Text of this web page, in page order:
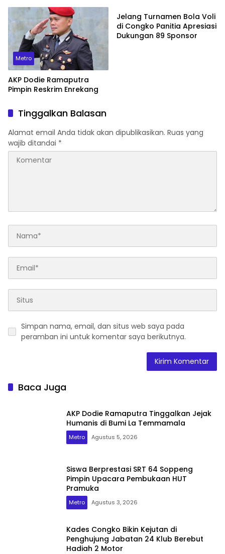
Metro
AKP Dodie Ramaputra
Pimpin Reskrim Enrekang
Jelang Turnamen Bola Voli
di Congko Panitia Apresiasi
Dukungan 89 Sponsor
Tinggalkan Balasan
Alamat email Anda tidak akan dipublikasikan. Ruas yang
wajib ditandai *
Simpan nama, email, dan situs web saya pada
peramban ini untuk komentar saya berikutnya.
Baca Juga
AKP Dodie Ramaputra Tinggalkan Jejak
Humanis di Bumi La Temmamala
Metro Agustus 5, 2026
Siswa Berprestasi SRT 64 Soppeng
Pimpin Upacara Pembukaan HUT
Pramuka
Metro Agustus 3, 2026
Kades Congko Bikin Kejutan di
Penghujung Jabatan 24 Klub Berebut
Hadiah 2 Motor